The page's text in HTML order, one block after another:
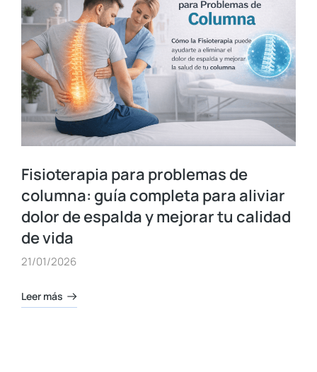
Fisioterapia para problemas de
columna: guía completa para aliviar
dolor de espalda y mejorar tu calidad
de vida
21/01/2026
Leer más